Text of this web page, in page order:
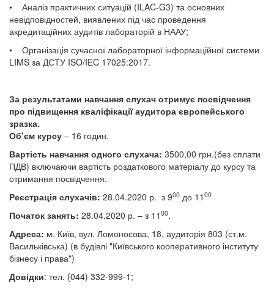
• Аналіз практичних ситуацій (ILAC-G3) та основних
невідповідностей, виявлених під час проведення
акредитаційних аудитів лабораторій в НААУ;
• Організація сучасної лабораторної інформаційної системи
LIMS за ДСТУ ISO/IEC 17025:2017.
За результатами навчання слухач отримує посвідчення
про підвищення кваліфікації аудитора європейського
зразка.
Об’єм курсу – 16 годин.
Вартість навчання одного слухача: 3500,00 грн.(без сплати
ПДВ) включаючи вартість роздаткового матеріалу до курсу та
отримання посвідчення.
Реєстрація слухачів: 28.04.2020 р. з 900 до 11 00
Початок занять: 28.04.2020 р. – з 11 00.
Адреса: м. Київ, вул. Ломоносова, 18, аудиторія 803 (ст.м.
Васильківська) (в будівлі "Київського кооперативного інституту
бізнесу і права")
Довідки: тел. (044) 332-999-1;